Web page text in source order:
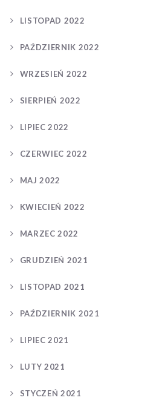
LISTOPAD 2022
PAŹDZIERNIK 2022
WRZESIEŃ 2022
SIERPIEŃ 2022
LIPIEC 2022
CZERWIEC 2022
MAJ 2022
KWIECIEŃ 2022
MARZEC 2022
GRUDZIEŃ 2021
LISTOPAD 2021
PAŹDZIERNIK 2021
LIPIEC 2021
LUTY 2021
STYCZEŃ 2021